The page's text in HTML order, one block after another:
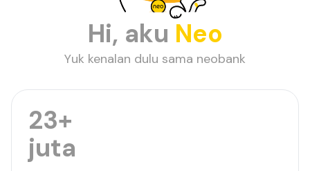
Hi, aku Neo
Yuk kenalan dulu sama neobank
23+
juta